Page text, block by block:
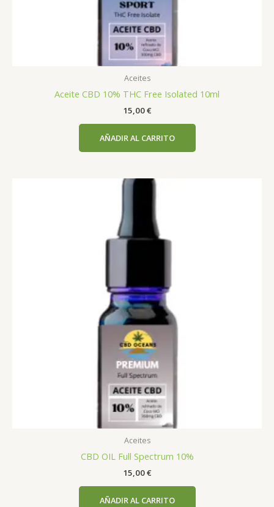
Aceites
Aceite CBD 10% THC Free Isolated 10ml
15,00€
AÑADIR AL CARRITO
Aceites
CBD OIL Full Spectrum 10%
15,00€
AÑADIR AL CARRITO